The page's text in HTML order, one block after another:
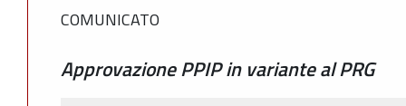
COMUNICATO
Approvazione PPIP in variante al PRG